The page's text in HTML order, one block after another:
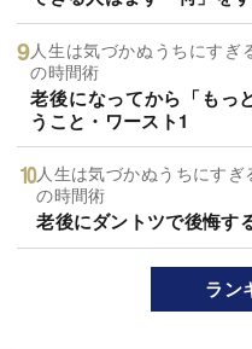
人生は気づかぬうちにすぎ
の時間術
老後になってから「もっ
うこと・ワースト1
人生は気づかぬうちにす
の時間術
老後にダントツで後悔す
ラン